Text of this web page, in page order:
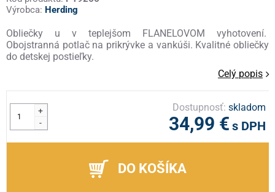
Výrobca: Herding
Obliečky u v teplejšom FLANELOVOM vyhotovení.
Obojstranná potlač na prikrývke a vankúši. Kvalitné obliečky
do detskej postieľky.
Celý popis
+
-
Dostupnosť:skladom
34,99 € s DPH
DO KOŠÍKA